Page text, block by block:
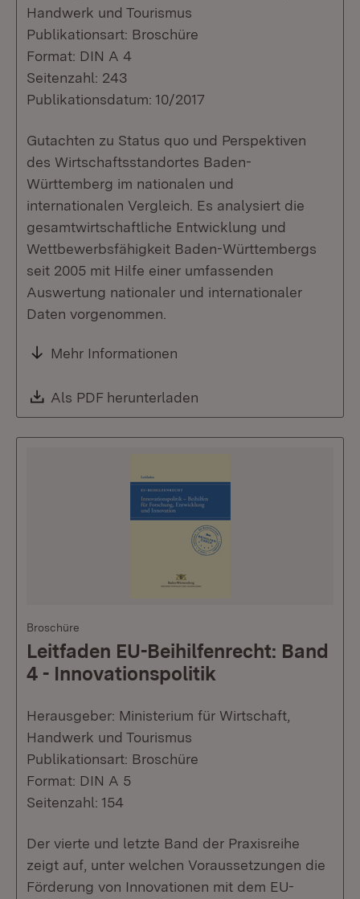
Handwerk und Tourismus
Publikationsart: Broschüre
Format: DIN A 4
Seitenzahl: 243
Publikationsdatum: 10/2017
Gutachten zu Status quo und Perspektiven
des Wirtschaftsstandortes Baden-
Württemberg im nationalen und
internationalen Vergleich. Es analysiert die
gesamtwirtschaftliche Entwicklung und
Wettbewerbsfähigkeit Baden-Württembergs
seit 2005 mit Hilfe einer umfassenden
Auswertung nationaler und internationaler
Daten vorgenommen.
Mehr Informationen
Download:
Als PDF herunterladen
Broschüre
Leitfaden EU-Beihilfenrecht: Band
4 - Innovationspolitik
Herausgeber: Ministerium für Wirtschaft,
Handwerk und Tourismus
Publikationsart: Broschüre
Format: DIN A 5
Seitenzahl: 154
Der vierte und letzte Band der Praxisreihe
zeigt auf, unter welchen Voraussetzungen die
Förderung von Innovationen mit dem EU-